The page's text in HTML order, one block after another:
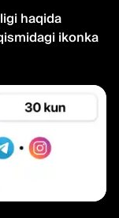
haqida
ikonka